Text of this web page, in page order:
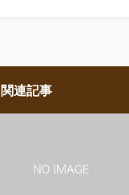
関連記事